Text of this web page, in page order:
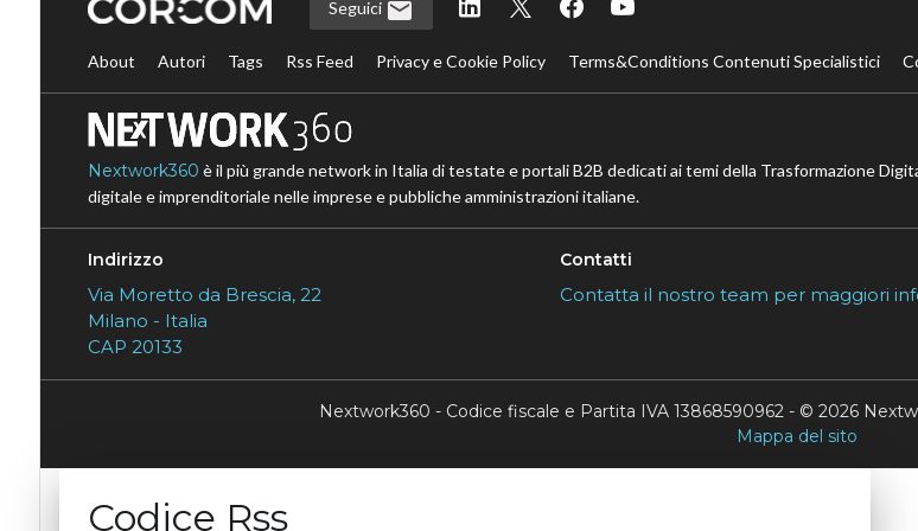
Seguici
About Autori Tags Rss Feed Privacy e Cookie Policy Terms&Conditions Contenuti Specialistici
Nextwork360 è il più grande network in Italia di testate e portali B2B dedicati ai temi della Trasformazione
digitale e imprenditoriale nelle imprese e pubbliche amministrazioni italiane.
Indirizzo
Via Moretto da Brescia, 22
Milano - Italia
CAP 20133
Contatti
Contatta il nostro team per maggiori
Nextwork360 - Codice fiscale e Partita IVA 13868590962 - © 2026
Mappa del sito
Codice Rss